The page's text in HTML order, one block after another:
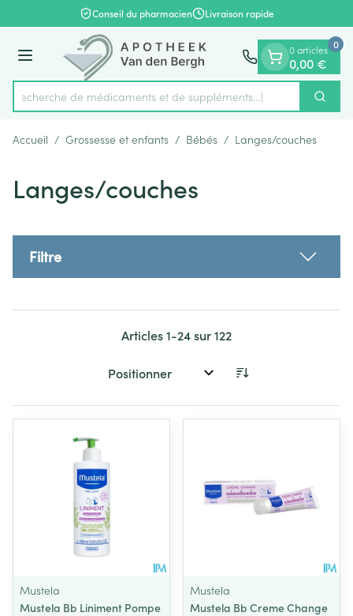
Aller au contenu
1 de 1Conseil du pharmacien Livraison rapide
Menu
Rechercher
Recherche de médicaments et
0 articles
0,00 €
0
Accueil / Grossesse et enfants / Bébés / Langes/couches
Langes/couches
Filtre
Articles1-24sur122
Trier par:
Mustela
Mustela Bb Liniment Pompe
Mustela
Mustela Bb Creme Change